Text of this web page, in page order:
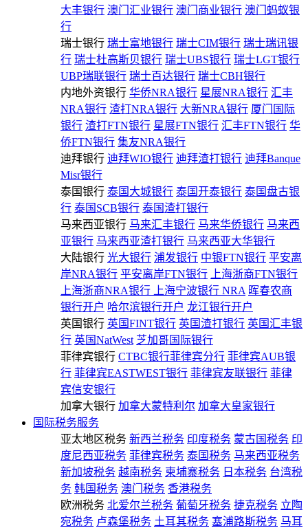
大丰银行 澳门汇业银行 澳门商业银行 澳门蚂蚁银
行
瑞士银行 瑞士富地银行 瑞士CIM银行 瑞士瑞讯银
行 瑞士杜高斯贝银行 瑞士UBS银行 瑞士LGT银行
UBP瑞联银行 瑞士百达银行 瑞士CBH银行
内地外资银行 华侨NRA银行 星展NRA银行 汇丰
NRA银行 渣打NRA银行 大新NRA银行 厦门国际
银行 渣打FTN银行 星展FTN银行 汇丰FTN银行 华
侨FTN银行 集友NRA银行
迪拜银行 迪拜WIO银行 迪拜渣打银行 迪拜Banque
Misr银行
泰国银行 泰国大城银行 泰国开泰银行 泰国盘古银
行 泰国SCB银行 泰国渣打银行
马来西亚银行 马来汇丰银行 马来华侨银行 马来西
亚银行 马来西亚渣打银行 马来西亚大华银行
大陆银行 光大银行 浦发银行 中银FTN银行 平安离
岸NRA银行 平安离岸FTN银行
上海浙商FTN银行
上海浙商NRA银行
上海宁波银行 NRA 晖春农商
银行开户 哈尔滨银行开户 龙江银行开户
英国银行 英国FINT银行 英国渣打银行 英国汇丰银
行 英国NatWest 芝加哥国际银行
菲律宾银行 CTBC银行菲律宾分行 菲律宾AUB银
行 菲律宾EASTWEST银行 菲律宾友联银行 菲律
宾信安银行
加拿大银行 加拿大蒙特利尔 加拿大皇家银行
国际税务服务
亚太地区税务 新西兰税务 印度税务 蒙古国税务 印
度尼西亚税务 菲律宾税务 泰国税务 马来西亚税务
新加坡税务 越南税务 柬埔寨税务 日本税务 台湾税
务 韩国税务 澳门税务 香港税务
欧洲税务 北爱尔兰税务 葡萄牙税务 捷克税务 立陶
宛税务 卢森堡税务 土耳其税务 塞浦路斯税务 马耳